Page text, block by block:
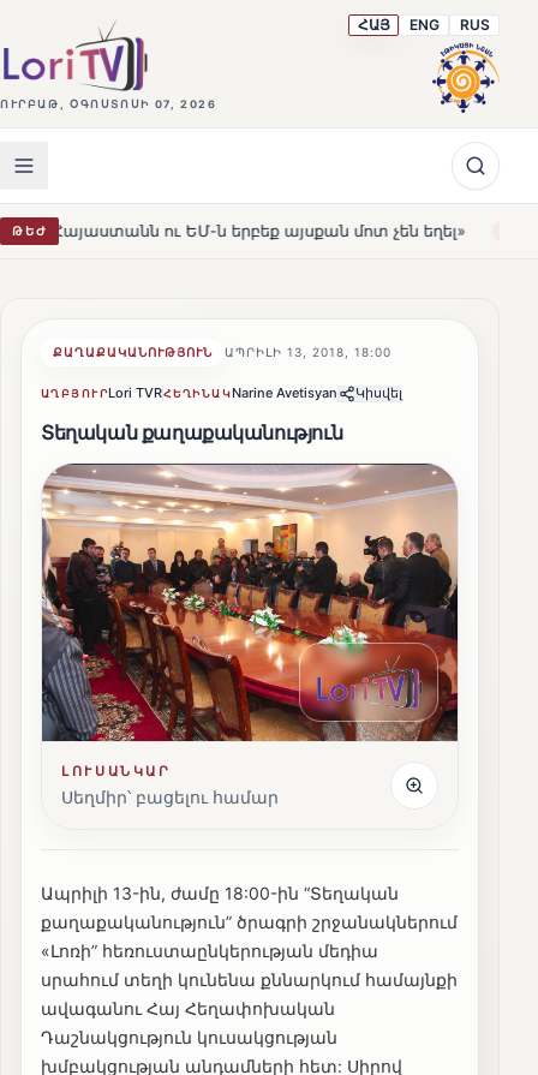
ՈՒՐԲԱԹ, ՕԳՈՍՏՈՍԻ 07, 2026
ՀԱՅ ENG RUS
ԹԵԺու ԵՄ-ն երբեք այսքան մոտ չեն եղել» HOT
ՔԱՂԱՔԱԿԱՆՈՒԹՅՈՒՆ ԱՊՐԻԼԻ 13, 2018, 18:00
ԱՂԲՅՈՒՐLori TVRՀԵՂԻՆԱԿNarine Avetisyan Կիսվել
Տեղական քաղաքականություն
ԼՈՒՍԱՆԿԱՐ
Սեղմիր՝ բացելու համար
Ապրիլի 13-ին, ժամը 18:00-ին “Տեղական
քաղաքականություն” ծրագրի շրջանակներում
«Լոռի” հեռուստաընկերության մեդիա
սրահում տեղի կունենա քննարկում համայնքի
ավագանու Հայ Հեղափոխական
Դաշնակցություն կուսակցության
խմբակցության անդամների հետ: Սիրով